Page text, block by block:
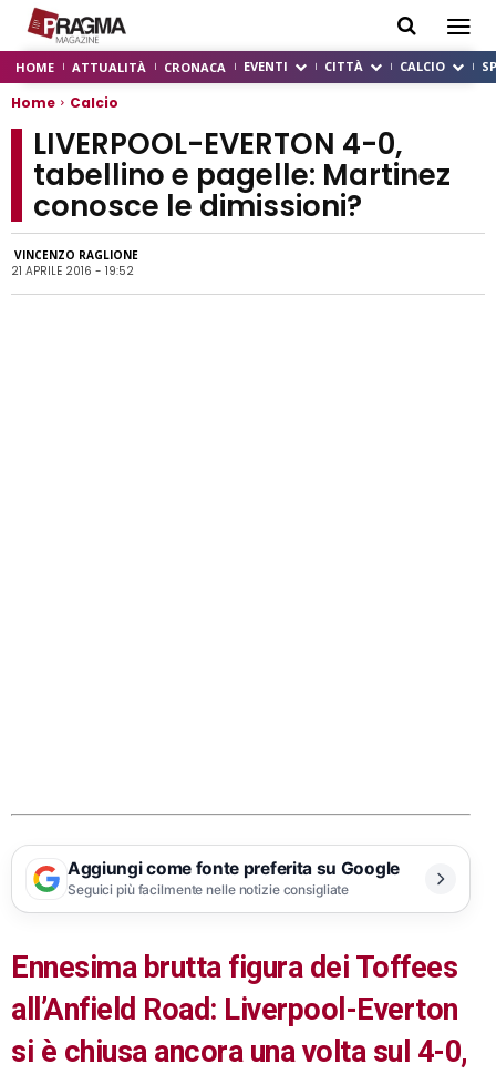
HOME ATTUALITÀ CRONACA EVENTI CITTÀ CALCIO
Home Calcio
LIVERPOOL-EVERTON 4-0,
tabellino e pagelle: Martinez
conosce le dimissioni?
VINCENZO RAGLIONE
21 APRILE 2016 - 19:52
Aggiungi come fonte preferita su Google
Seguici più facilmente nelle notizie consigliate
Ennesima brutta figura dei Toffees
all’Anfield Road: Liverpool-Everton
si è chiusa ancora una volta sul 4-0,